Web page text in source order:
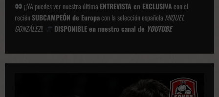
¡¡YA puedes ver nuestra última ENTREVISTA en EXCLUSIVAcon el
reciénSUBCAMPEÓN de Europacon la selección española MIQUEL
GONZÁLEZ!! DISPONIBLE en nuestro canal de YOUTUBE